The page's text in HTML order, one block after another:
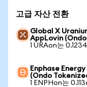
고급 자산 전환
Global X
AppLovin
1 URAon는
Enphase
(Ondo
1 ENPHon는